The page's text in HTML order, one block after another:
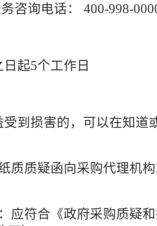
咨询电话： 400-998-
日起5个工作日
到损害的，可以在知
质质疑函向采购代理机
应符合《政府采购质疑